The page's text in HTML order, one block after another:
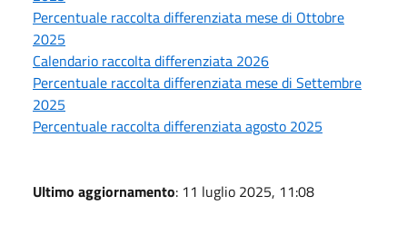
Percentuale raccolta differenziata mese di Ottobre
2025
Calendario raccolta differenziata 2026
Percentuale raccolta differenziata mese di Settembre
2025
Percentuale raccolta differenziata agosto 2025
Ultimo aggiornamento: 11 luglio 2025, 11:08